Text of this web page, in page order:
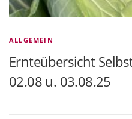
ALLGEMEIN
Ernteübersicht
02.08 u. 03.08.25